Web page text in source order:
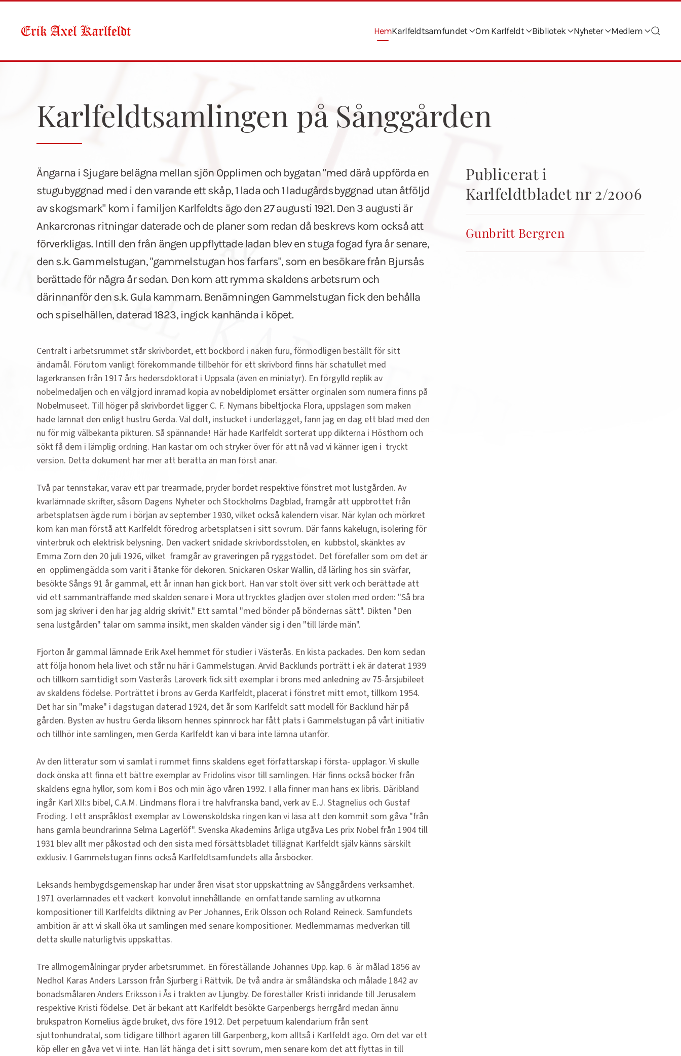
Skip to main content HemKarlfeldtsamfundet Om Karlfeldt Bibliotek Nyheter Medlem
Karlfeldtsamlingen på Sånggården
Ängarna i Sjugare belägna mellan sjön Opplimen och bygatan "med därå uppförda en
stugubyggnad med i den varande ett skåp, 1 lada och 1 ladugårdsbyggnad utan åtföljd
av skogsmark" kom i familjen Karlfeldts ägo den 27 augusti 1921. Den 3 augusti är
Ankarcronas ritningar daterade och de planer som redan då beskrevs kom också att
förverkligas. Intill den från ängen uppflyttade ladan blev en stuga fogad fyra år senare,
den s.k. Gammelstugan, "gammelstugan hos farfars", som en besökare från Bjursås
berättade för några år sedan. Den kom att rymma skaldens arbetsrum och
därinnanför den s.k. Gula kammarn. Benämningen Gammelstugan fick den behålla
och spiselhällen, daterad 1823, ingick kanhända i köpet.
Centralt i arbetsrummet står skrivbordet, ett bockbord i naken furu, förmodligen beställt för sitt
ändamål. Förutom vanligt förekommande tillbehör för ett skrivbord finns här schatullet med
lagerkransen från 1917 års hedersdoktorat i Uppsala (även en minia­tyr). En förgylld replik av
nobelmedaljen och en välgjord inramad kopia av nobel­diplomet ersätter orginalen som numera finns på
Nobelmuseet. Till höger på skrivbordet ligger C. F. Nymans bibeltjocka Flora, uppslagen som maken
hade lämnat den enligt hustru Gerda. Väl dolt, instucket i underlägget, fann jag en dag ett blad med den
nu för mig välbekanta pikturen. Så spännande! Här hade Karlfeldt sorterat upp dikterna i Hösthorn och
sökt få dem i lämplig ordning. Han kastar om och stryker över för att nå vad vi känner igen i tryckt
version. Detta dokument har mer att berätta än man först anar.
Två par tennstakar, varav ett par tre­armade, pryder bordet respektive fönstret mot lustgården. Av
kvarlämnade skrifter, såsom Dagens Nyheter och Stockholms Dag­blad, framgår att uppbrottet från
arbetsplatsen ägde rum i början av september 1930, vilket också kalendern visar. När kylan och mörkret
kom kan man förstå att Karlfeldt föredrog arbetsplatsen i sitt sovrum. Där fanns kakelugn, isolering för
vinterbruk och elek­trisk belysning. Den vackert snidade skrivbordsstolen, en kubbstol, skänktes av
Emma Zorn den 20 juli 1926, vilket framgår av graveringen på ryggstödet. Det förefaller som om det är
en opplimengädda som varit i åtanke för dekoren. Snickaren Oskar Wallin, då lärling hos sin svärfar,
besökte Sångs 91 år gammal, ett år innan han gick bort. Han var stolt över sitt verk och berättade att
vid ett sammanträffande med skalden senare i Mora uttrycktes glädjen över stolen med orden: "Så bra
som jag skriver i den har jag aldrig skrivit." Ett samtal "med bönder på böndernas sätt". Dikten "Den
sena lustgården" talar om samma insikt, men skalden vänder sig i den "till lärde män".
Fjorton år gammal lämnade Erik Axel hemmet för studier i Västerås. En kista packades. Den kom sedan
att följa honom hela livet och står nu här i Gammelstugan. Arvid Backlunds porträtt i ek är daterat 1939
och tillkom samtidigt som Västerås Läroverk fick sitt exemplar i brons med anledning av 75-årsjubileet
av skaldens födelse. Porträttet i brons av Gerda Karlfeldt, placerat i fönstret mitt emot, tillkom 1954.
Det har sin "make" i dagstugan daterad 1924, det år som Karlfeldt satt modell för Backlund här på
gården. Bysten av hustru Gerda liksom hennes spinnrock har fått plats i Gammelstugan på vårt initiativ
och tillhör inte samlingen, men Gerda Karlfeldt kan vi bara inte lämna utanför.
Av den litteratur som vi samlat i rummet finns skaldens eget författarskap i första- upplagor. Vi skulle
dock önska att finna ett bättre exemplar av Fridolins visor till samlingen. Här finns också böcker från
skaldens egna hyllor, som kom i Bos och min ägo våren 1992. I alla finner man hans ex libris. Däribland
ingår Karl XII:s bibel, C.A.M. Lindmans flora i tre halvfranska band, verk av E.J. Stagnelius och Gustaf
Fröding. I ett anspråklöst exemplar av Löwensköldska ringen kan vi läsa att den kommit som gåva "från
hans gamla beundrarinna Selma Lager­löf". Svenska Akademins årliga utgåva Les prix Nobel från 1904 till
1931 blev allt mer påkostad och den sista med försättsbladet tillägnat Karlfeldt själv känns särskilt
exklusiv. I Gammelstugan finns också Karlfeldtsamfundets alla årsböcker.
Leksands hembygdsgemenskap har under åren visat stor uppskattning av Sånggårdens verksamhet.
1971 överlämnades ett vackert konvolut innehållande en omfattande samling av utkomna
kompositioner till Karlfeldts diktning av Per Johannes, Erik Olsson och Roland Reineck. Samfundets
ambition är att vi skall öka ut samlingen med senare kompositioner. Medlemmarnas medverkan till
detta skulle naturligtvis uppskattas.
Tre allmogemålningar pryder arbetsrummet. En föreställande Johannes Upp. kap. 6 är målad 1856 av
Nedhol Karas Anders Larsson från Sjurberg i Rättvik. De två andra är småländska och målade 1842 av
bonadsmålaren Anders Eriksson i Ås i trakten av Ljungby. De föreställer Kristi inridande till Jerusalem
respektive Kristi födelse. Det är bekant att Karlfeldt besökte Garpenbergs herrgård medan ännu
brukspatron Kornelius ägde bruket, dvs före 1912. Det perpetuum kalendarium från sent
sjuttonhundratal, som tidigare tillhört ägaren till Garpenberg, kom alltså i Karlfeldt ägo. Om det var ett
köp eller en gåva vet vi inte. Han lät hänga det i sitt sovrum, men senare kom det att flyttas in till
Publicerat i
Karlfeldtbladet nr 2/2006
Gunbritt Bergren